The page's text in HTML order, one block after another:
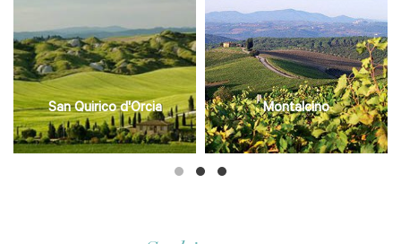
San Quirico d'Orcia Montalcino